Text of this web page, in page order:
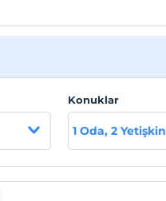
Konuklar
1 Oda, 2 Yetişkin